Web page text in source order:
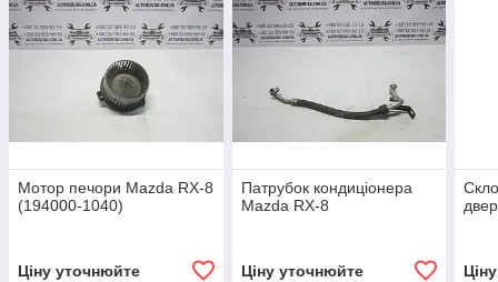
Мотор печори Mazda RX-8
(194000-1040)
Ціну уточнюйте
Патрубок кондиціонера
Mazda RX-8
Ціну уточнюйте